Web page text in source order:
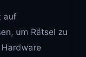
auf
um Rätsel zu